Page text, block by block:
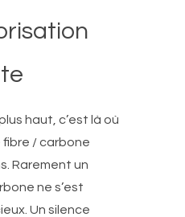
haut, c’est là où
fibre / carbone
Rarement un
ne s’est
Un silence